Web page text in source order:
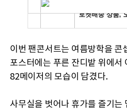
이번 팬콘서트는 여름방학을 콘
포스터에는 푸른 잔디밭 위에서
82메이저의 모습이 담겼다.
사무실을 벗어나 휴가를 즐기는